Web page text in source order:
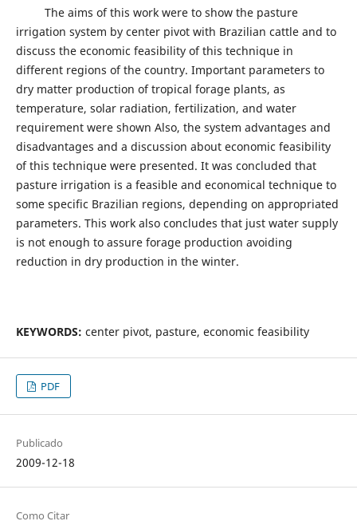
The aims of this work were to show the pasture
irrigation system by center pivot with Brazilian cattle and to
discuss the economic feasibility of this technique in
different regions of the country. Important parameters to
dry matter production of tropical forage plants, as
temperature, solar radiation, fertilization, and water
requirement were shown Also, the system advantages and
disadvantages and a discussion about economic feasibility
of this technique were presented. It was concluded that
pasture irrigation is a feasible and economical technique to
some specific Brazilian regions, depending on appropriated
parameters. This work also concludes that just water supply
is not enough to assure forage production avoiding
reduction in dry production in the winter.
KEYWORDS: center pivot, pasture, economic feasibility
PDF
Publicado
2009-12-18
Como Citar